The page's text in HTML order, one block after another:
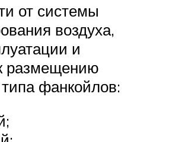
от системы
воздуха,
и
размещению
фанкойлов: